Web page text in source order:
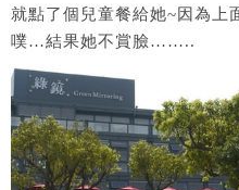
就點了個兒童餐給她~因為上
噗…結果她不賞臉……..